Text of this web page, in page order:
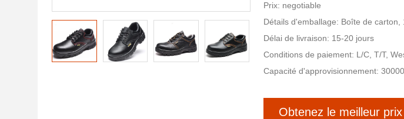
Prix: negotiable
Détails d'emballage: Boîte de carton,
Délai de livraison: 15-20 jours
Conditions de paiement: L/C, T/T,
Capacité d'approvisionnement:
Obtenez le meilleur prix